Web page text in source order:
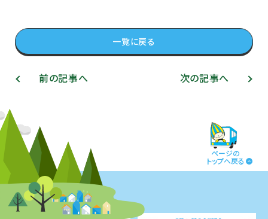
一覧に戻る
前の記事へ 次の記事へ
ページの
トップへ戻る